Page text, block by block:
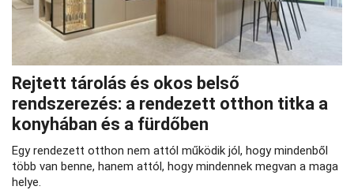
Rejtett tárolás és okos belső
rendszerezés: a rendezett otthon titka a
konyhában és a fürdőben
Egy rendezett otthon nem attól működik jól, hogy mindenből
több van benne, hanem attól, hogy mindennek megvan a maga
helye.